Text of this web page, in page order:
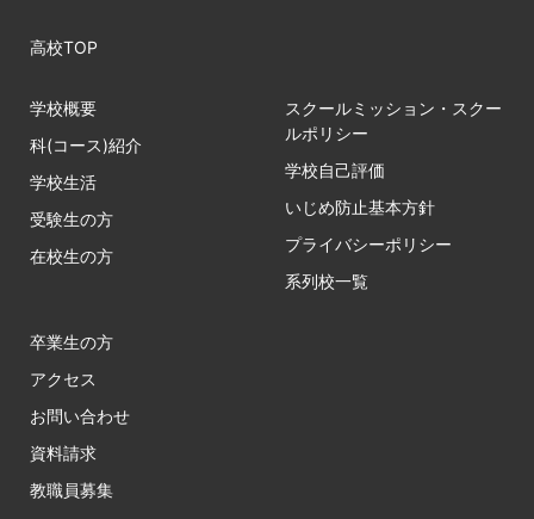
高校TOP
学校概要
科(コース)紹介
学校生活
受験生の方
在校生の方
スクールミッション・スクー
ルポリシー
学校自己評価
いじめ防止基本方針
プライバシーポリシー
系列校一覧
卒業生の方
アクセス
お問い合わせ
資料請求
教職員募集